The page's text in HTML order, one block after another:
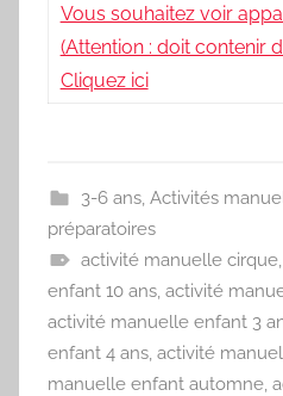
Vous souhaitez voir
(Attention : doit contenir
Cliquez ici
3-6 ans, Activités
préparatoires
activité manuelle cirque,
enfant 10 ans, activité
activité manuelle enfant 3
enfant 4 ans, activité
manuelle enfant automne,